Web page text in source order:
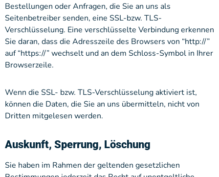
Bestellungen oder Anfragen, die Sie an uns als
Seitenbetreiber senden, eine SSL-bzw. TLS-
Verschlüsselung. Eine verschlüsselte Verbindung erkennen
Sie daran, dass die Adresszeile des Browsers von “http://”
auf “https://” wechselt und an dem Schloss-Symbol in Ihrer
Browserzeile.
Wenn die SSL- bzw. TLS-Verschlüsselung aktiviert ist,
können die Daten, die Sie an uns übermitteln, nicht von
Dritten mitgelesen werden.
Auskunft, Sperrung, Löschung
Sie haben im Rahmen der geltenden gesetzlichen